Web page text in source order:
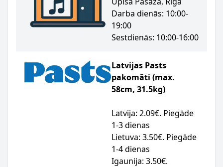
Darba dienās: 10:00-
19:00
Sestdienās: 10:00-16:00
Latvijas Pasts
pakomāti (max.
58cm, 31.5kg)
Latvija: 2.09€. Piegāde
1-3 dienas
Lietuva: 3.50€. Piegāde
1-4 dienas
Igaunija: 3.50€.